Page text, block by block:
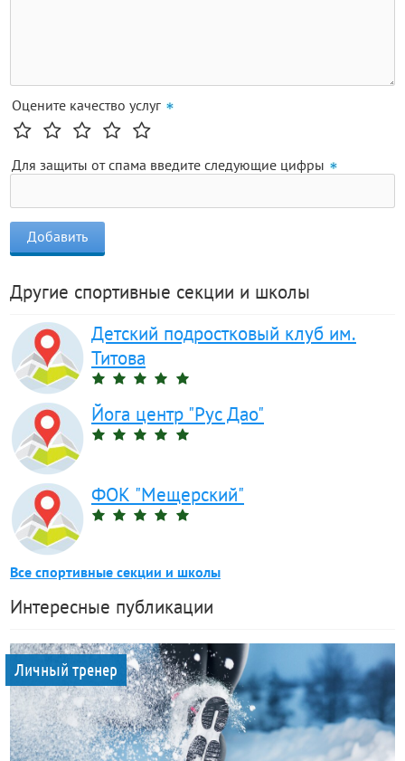
Оцените качество услуг
Для защиты от спама введите следующие цифры
Другие спортивные секции и школы
Детский подростковый клуб им.
Титова
Йога центр "Рус Дао"
ФОК "Мещерский"
Все спортивные секции и школы
Интересные публикации
Личный тренер